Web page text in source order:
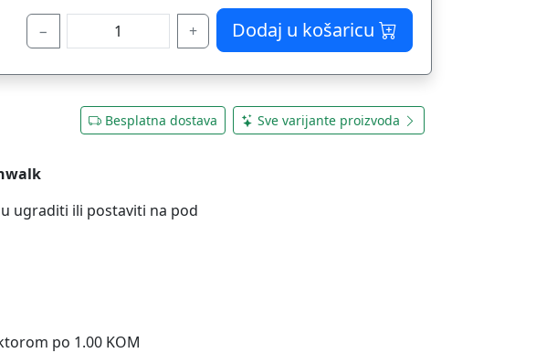
− + Dodaj u košaricu
Besplatna dostava Sve varijante proizvoda
ugraditi ili postaviti na pod
po 1.00 KOM